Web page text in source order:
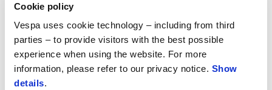
Cookie policy
Vespa uses cookie technology – including from third
parties – to provide visitors with the best possible
experience when using the website. For more
information, please refer to our privacy notice. Show
details.